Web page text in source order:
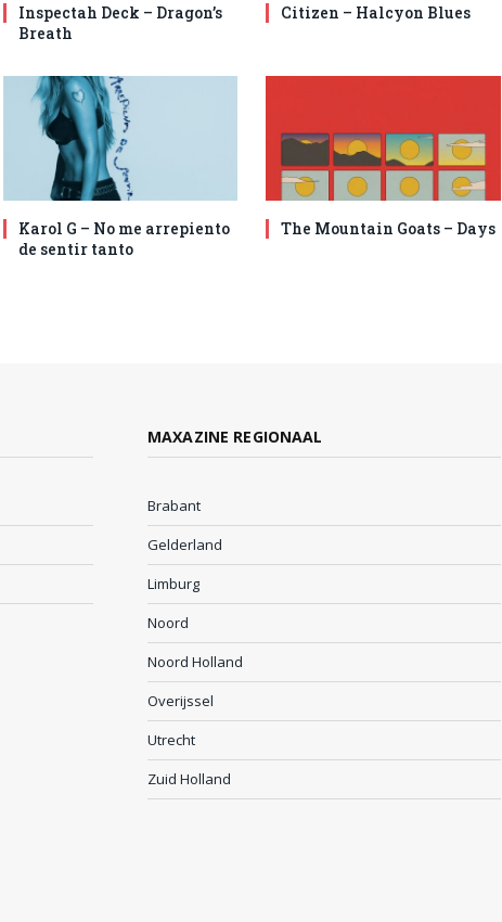
Inspectah Deck – Dragon’s
Breath
Citizen – Halcyon Blues
Karol G – No me arrepiento
de sentir tanto
The Mountain Goats – Days
MAXAZINE REGIONAAL
Brabant
Gelderland
Limburg
Noord
Noord Holland
Overijssel
Utrecht
Zuid Holland